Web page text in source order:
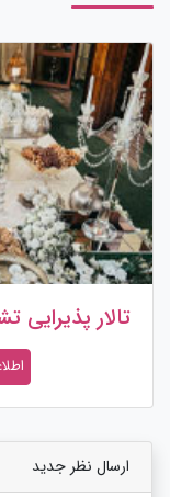
تالار پذیرایی
ارسال نظر جدید